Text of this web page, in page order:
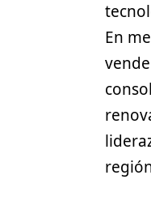
En